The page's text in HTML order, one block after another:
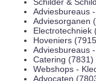
Adviesbureaus
Adviesorganen
Electrotechniek
Hoveniers
Adviesbureaus
Catering (7831)
Webshops -
Advocaten